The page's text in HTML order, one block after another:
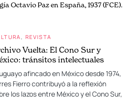
Octavio Paz en España, 1937 (FCE).
REVISTA
Vuelta: El Cono Sur y
tránsitos intelectuales
afincado en México desde 1974,
Fierro contribuyó a la reflexión
los lazos entre México y el Cono Sur,